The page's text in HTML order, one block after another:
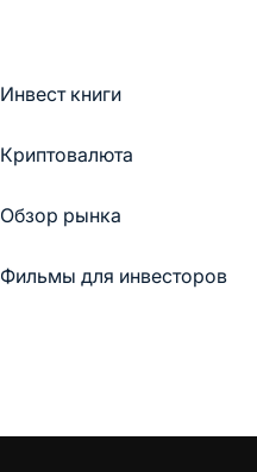
Инвест книги
Криптовалюта
Обзор рынка
Фильмы для инвесторов